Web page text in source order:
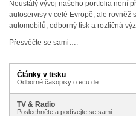
Neustálý vývoj našeho portfolia není
autoservisy v celé Evropě, ale rovněž
automobilů, odborný tisk a rozličná
Přesvěčte se sami….
Články v tisku
Odborné časopisy o ecu.de....
TV & Radio
Poslechněte a podívejte se sami...